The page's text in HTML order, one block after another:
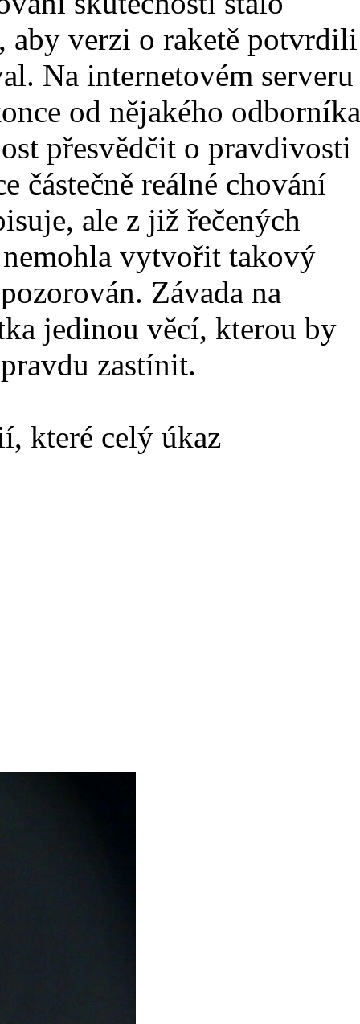
aby verzi o raketě potvrdili
Na internetovém serveru
od nějakého odborníka
přesvědčit o pravdivosti
částečně reálné chování
ale z již řečených
vytvořit takový
Závada na
jedinou věcí, kterou by
zastínit.
které celý úkaz